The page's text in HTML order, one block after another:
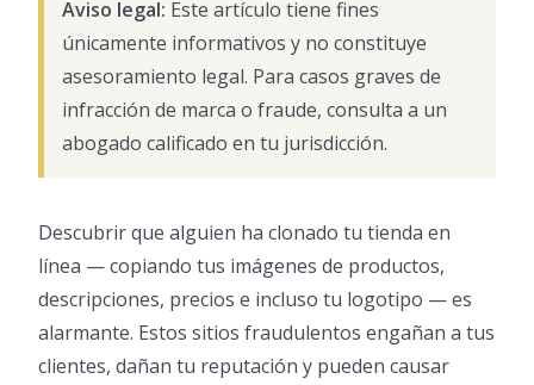
Aviso legal: Este artículo tiene fines
únicamente informativos y no constituye
asesoramiento legal. Para casos graves de
infracción de marca o fraude, consulta a un
abogado calificado en tu jurisdicción.
Descubrir que alguien ha clonado tu tienda en
línea — copiando tus imágenes de productos,
descripciones, precios e incluso tu logotipo — es
alarmante. Estos sitios fraudulentos engañan a tus
clientes, dañan tu reputación y pueden causar